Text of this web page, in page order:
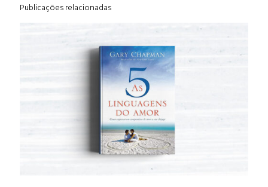
Publicações relacionadas